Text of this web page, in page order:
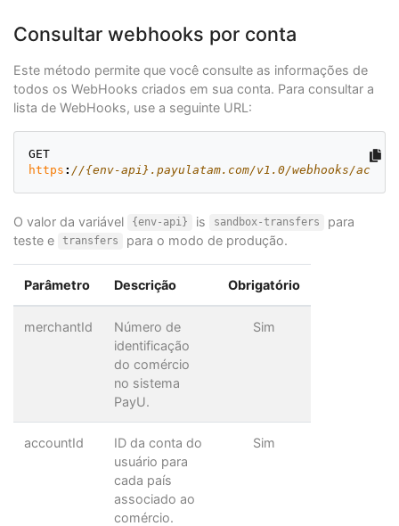
Consultar webhooks por conta
Este método permite que você consulte as informações de
todos os WebHooks criados em sua conta. Para consultar a
lista de WebHooks, use a seguinte URL:
GET
https : //{env-api}.payulatam.com/v1.0/webhooks/
O valor da variável {env-api} is sandbox-transfers
para
teste e
transfers para o modo de produção.
Parâmetro Descrição Obrigatório
merchantId
Número de
identificação
do comércio
no sistema
PayU.
Sim
accountId
ID da conta do
usuário para
cada país
associado ao
comércio.
Sim